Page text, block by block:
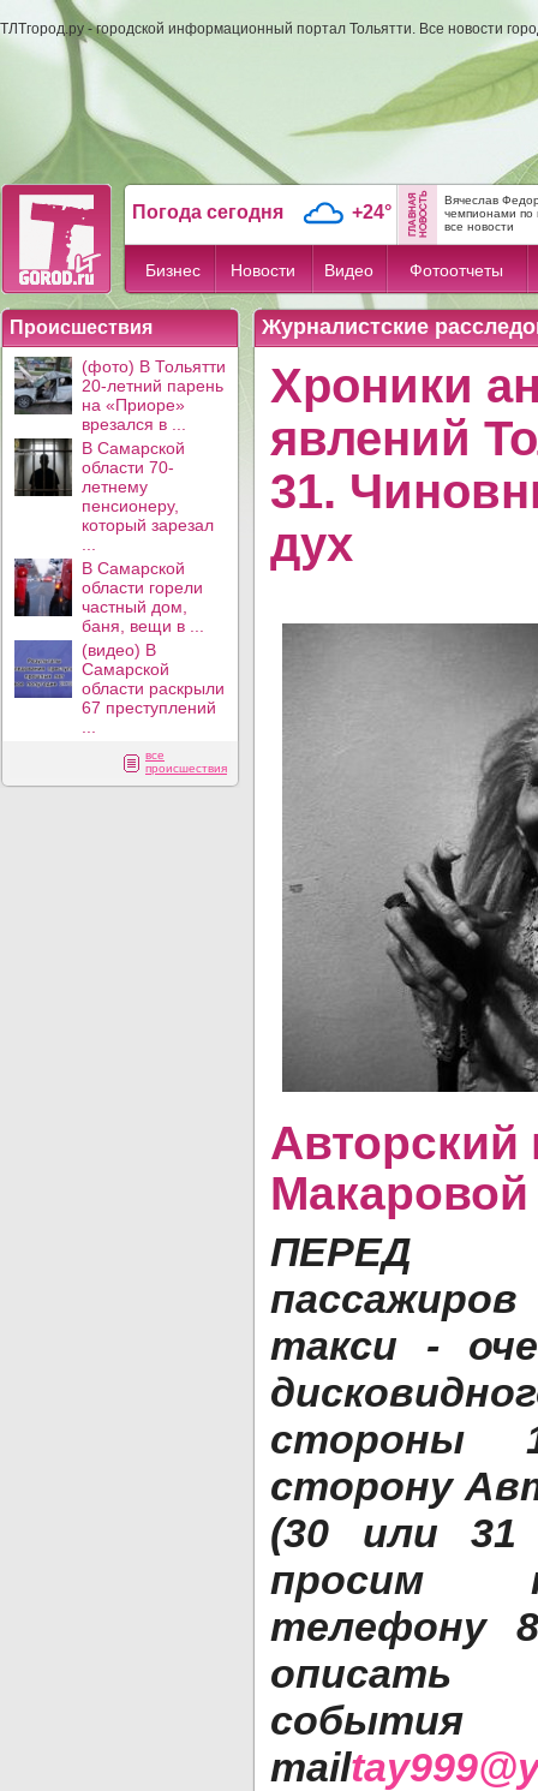
ТЛТгород.ру - городской информационный портал Тольятти. Все новости
Погода сегодня +24°
Вячеслав
чемпионами по
все новости
Бизнес Новости Видео Фотоотчеты
Происшествия
(фото) В Тольятти
20-летний парень
на «Приоре»
врезался в ...
В Самарской
области 70-
летнему
пенсионеру,
который зарезал
В Самарской
области горели
частный дом,
баня, вещи в ...
(видео) В
Самарской
области раскрыли
67 преступлений
все
происшествия
Журналистские
Хроники
явлений
31.
дух
Авторский
Макаровой
ПЕРЕД
такси -
стороны
сторону
(30 или 31
просим
телефону
описать
mail